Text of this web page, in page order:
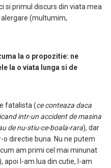
si primul discurs din viata mea
(multumim,
la o propozitie: ne
la o viata lunga si de
fatalista (ce conteaza daca
intr-un accident de masina
de nu-stiu-ce-boala-rara), dar
directie buna. Nu ne putem
am primi cel mai minunat
apoi l-am lua din cutie, l-am